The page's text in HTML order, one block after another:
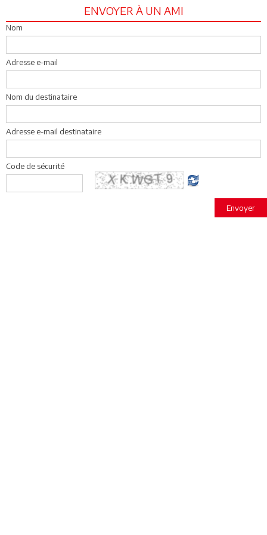
ENVOYER À UN AMI
Nom
Adresse e-mail
Nom du destinataire
Adresse e-mail destinataire
Code de sécurité
Envoyer